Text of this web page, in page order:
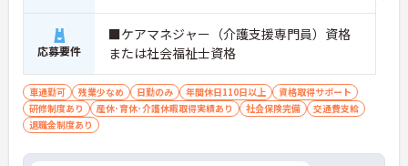
応募要件
■ケアマネジャー（介護支援専門員）資格
または社会福祉士資格
車通勤可 残業少なめ 日勤のみ 年間休日110日以上
資格取得サポート
研修制度あり
産休･育休･介護休暇取得実績あり 社会保険完備
交通費支給
退職金制度あり